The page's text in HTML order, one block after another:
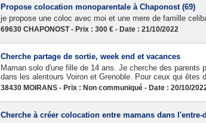
Propose colocation monoparentale à Chaponost (69)
je propose une coloc avec moi et une mere de famille
69630 CHAPONOST - Prix : 300 € - Date : 21/10/2022
Cherche partage de sortie, week end et vacances
Maman solo d'une fille de 14 ans. Je cherche des parents
dans les alentours Voiron et Grenoble. Pour ceux qui êtes
38430 MOIRANS - Prix : Non communiqué - Date : 20/10/
Cherche à créer colocation entre mamans dans l'entre-